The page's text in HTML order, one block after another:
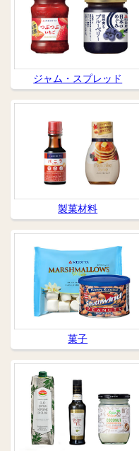
ジャム・スプレッド
製菓材料
菓子